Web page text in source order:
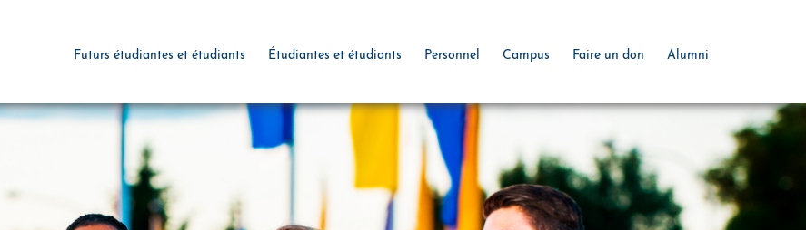
Futurs étudiantes et étudiants Étudiantes et étudiants Personnel Campus Faire un don Alumni